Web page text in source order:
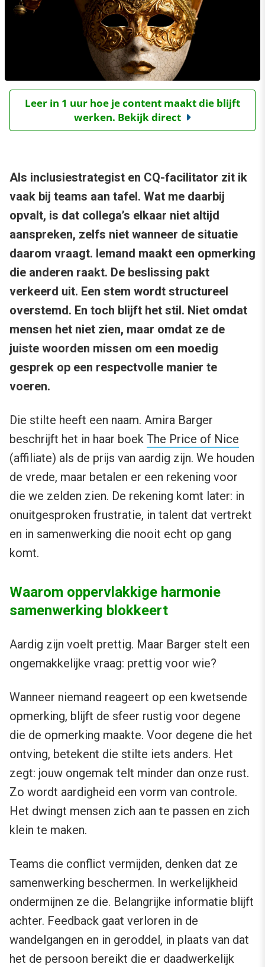
Leer in 1 uur hoe je content maakt die blijft
werken. Bekijk direct
Als inclusiestrategist en CQ-facilitator zit ik
vaak bij teams aan tafel. Wat me daarbij
opvalt, is dat collega’s elkaar niet altijd
aanspreken, zelfs niet wanneer de situatie
daarom vraagt. Iemand maakt een opmerking
die anderen raakt. De beslissing pakt
verkeerd uit. Een stem wordt structureel
overstemd. En toch blijft het stil. Niet omdat
mensen het niet zien, maar omdat ze de
juiste woorden missen om een moedig
gesprek op een respectvolle manier te
voeren.
Die stilte heeft een naam. Amira Barger
beschrijft het in haar boek The Price of Nice
(affiliate) als de prijs van aardig zijn. We houden
de vrede, maar betalen er een rekening voor
die we zelden zien. De rekening komt later: in
onuitgesproken frustratie, in talent dat vertrekt
en in samenwerking die nooit echt op gang
komt.
Waarom oppervlakkige harmonie
samenwerking blokkeert
Aardig zijn voelt prettig. Maar Barger stelt een
ongemakkelijke vraag: prettig voor wie?
Wanneer niemand reageert op een kwetsende
opmerking, blijft de sfeer rustig voor degene
die de opmerking maakte. Voor degene die het
ontving, betekent die stilte iets anders. Het
zegt: jouw ongemak telt minder dan onze rust.
Zo wordt aardigheid een vorm van controle.
Het dwingt mensen zich aan te passen en zich
klein te maken.
Teams die conflict vermijden, denken dat ze
samenwerking beschermen. In werkelijkheid
ondermijnen ze die. Belangrijke informatie blijft
achter. Feedback gaat verloren in de
wandelgangen en in geroddel, in plaats van dat
het de persoon bereikt die er daadwerkelijk